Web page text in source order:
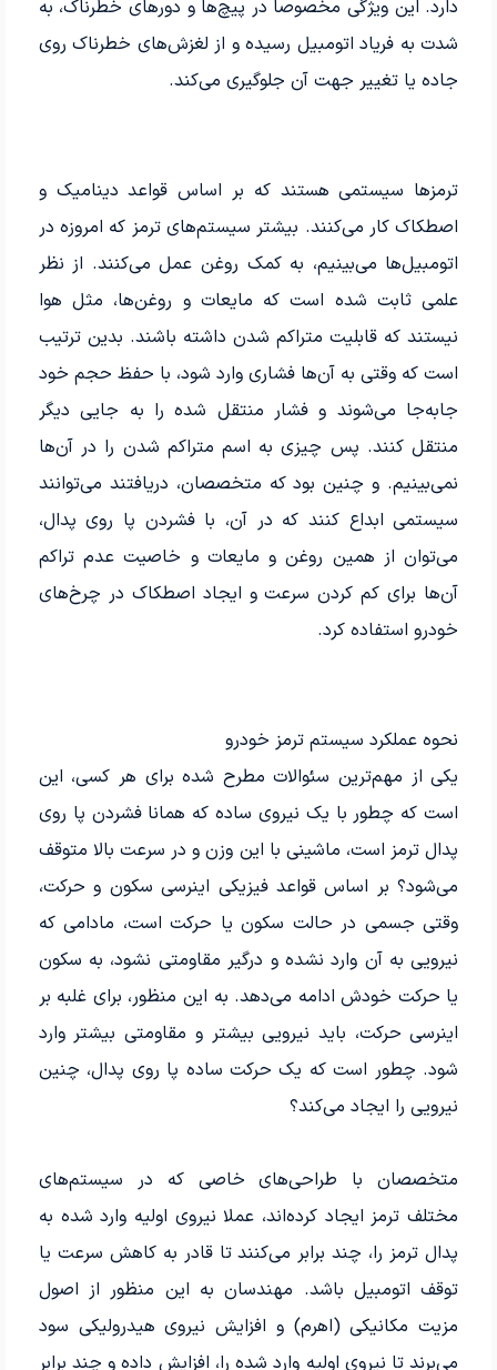
دارد. این ویژگی مخصوصا در پیچ‌ها و دورهای خطرناک، به
شدت به فریاد اتومبیل رسیده و از لغزش‌های خطرناک روی
جاده یا تغییر جهت آن جلوگیری می‌کند.
ترمزها سیستمی هستند که بر اساس قواعد دینامیک و
اصطکاک کار می‌کنند. بیشتر سیستم‌های ترمز که امروزه در
اتومبیل‌ها می‌بینیم، به کمک روغن عمل می‌کنند. از نظر
علمی ثابت شده است که مایعات و روغن‌ها، مثل هوا
نیستند که قابلیت متراکم شدن داشته باشند. بدین ترتیب
است که وقتی به آن‌ها فشاری وارد شود، با حفظ حجم خود
جابه‌جا می‌شوند و فشار منتقل شده را به جایی دیگر
منتقل کنند. پس چیزی به اسم متراکم شدن را در آن‌ها
نمی‌بینیم. و چنین بود که متخصصان، دریافتند می‌توانند
سیستمی ابداع کنند که در آن، با فشردن پا روی پدال،
می‌توان از همین روغن و مایعات و خاصیت عدم تراکم
آن‌ها برای کم کردن سرعت و ایجاد اصطکاک در چرخ‌های
خودرو استفاده کرد.
نحوه عملکرد سیستم ترمز خودرو
یکی از مهم‌ترین سئوالات مطرح شده برای هر کسی، این
است که چطور با یک نیروی ساده که همانا فشردن پا روی
پدال ترمز است، ماشینی با این وزن و در سرعت بالا متوقف
می‌شود؟ بر اساس قواعد فیزیکی اینرسی سکون و حرکت،
وقتی جسمی در حالت سکون یا حرکت است، مادامی که
نیرویی به آن وارد نشده و درگیر مقاومتی نشود، به سکون
یا حرکت خودش ادامه می‌دهد. به این منظور، برای غلبه بر
اینرسی حرکت، باید نیرویی بیشتر و مقاومتی بیشتر وارد
شود. چطور است که یک حرکت ساده پا روی پدال، چنین
نیرویی را ایجاد می‌کند؟
متخصصان با طراحی‌های خاصی که در سیستم‌های
مختلف ترمز ایجاد کرده‌اند، عملا نیروی اولیه وارد شده به
پدال ترمز را، چند برابر می‌کنند تا قادر به کاهش سرعت یا
توقف اتومبیل باشد. مهندسان به این منظور از اصول
مزیت مکانیکی (اهرم) و افزایش نیروی هیدرولیکی سود
می‌برند تا نیروی اولیه وارد شده را، افزایش داده و چند برابر